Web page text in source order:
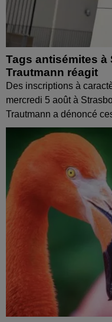
Tags antisémites à
Trautmann réagit
Des inscriptions à
mercredi 5 août à
Trautmann a dénoncé